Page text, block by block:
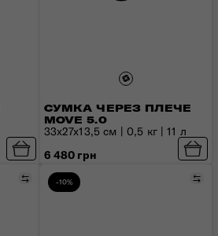
СУМКА ЧЕРЕЗ ПЛЕЧЕ
MOVE 5.0
33x27x13,5 см | 0,5 кг | 11 л
6 480 грн
Порівняти
-10%